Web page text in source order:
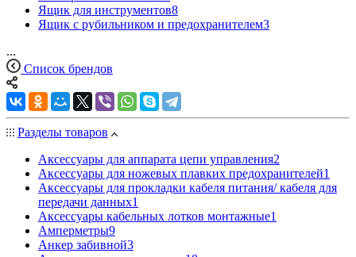
Ящик для инструментов8
Ящик с рубильником и предохранителем3
...
Список брендов
Разделы товаров
Аксессуары для аппарата цепи управления2
Аксессуары для ножевых плавких предохранителей1
Аксессуары для прокладки кабеля питания/ кабеля для
передачи данных1
Аксессуары кабельных лотков монтажные1
Амперметры9
Анкер забивной3